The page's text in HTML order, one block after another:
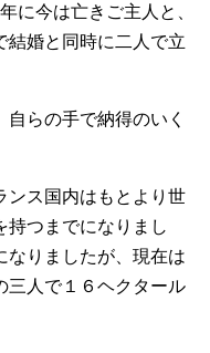
に今は亡きご主人と、
結婚と同時に二人で立
らの手で納得のいく
ンス国内はもとより世
持つまでになりまし
なりましたが、現在は
三人で１６ヘクタール